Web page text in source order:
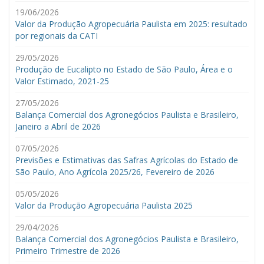
19/06/2026
Valor da Produção Agropecuária Paulista em 2025: resultado
por regionais da CATI
29/05/2026
Produção de Eucalipto no Estado de São Paulo, Área e o
Valor Estimado, 2021-25
27/05/2026
Balança Comercial dos Agronegócios Paulista e Brasileiro,
Janeiro a Abril de 2026
07/05/2026
Previsões e Estimativas das Safras Agrícolas do Estado de
São Paulo, Ano Agrícola 2025/26, Fevereiro de 2026
05/05/2026
Valor da Produção Agropecuária Paulista 2025
29/04/2026
Balança Comercial dos Agronegócios Paulista e Brasileiro,
Primeiro Trimestre de 2026